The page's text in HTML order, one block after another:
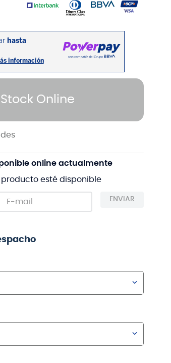
Online
online actualmente
esté disponible
ENVIAR